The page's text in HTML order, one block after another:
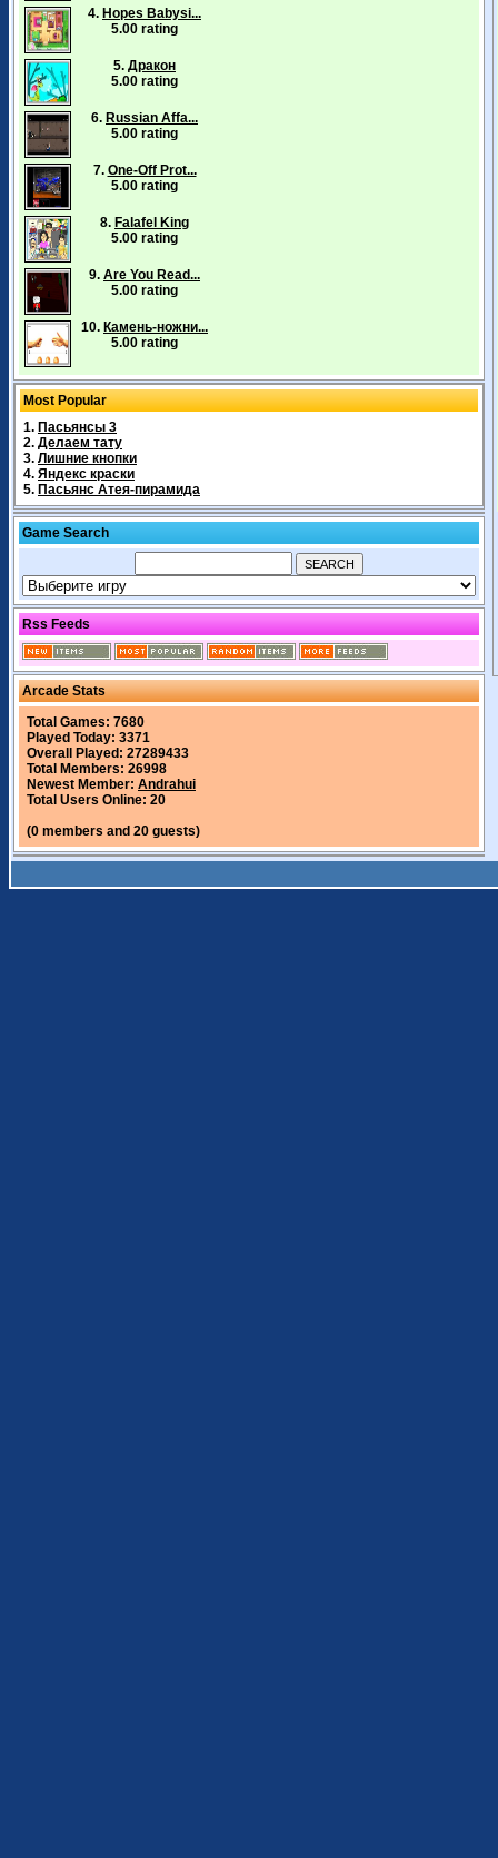
4. Hopes Babysi...
5.00 rating
5. Дракон
5.00 rating
6. Russian Affa...
5.00 rating
7. One-Off Prot...
5.00 rating
8. Falafel King
5.00 rating
9. Are You Read...
5.00 rating
10. Камень-ножни...
5.00 rating
Most Popular
1. Пасьянсы 3
2. Делаем тату
3. Лишние кнопки
4. Яндекс краски
5. Пасьянс Атея-пирамида
Game Search
Rss Feeds
Arcade Stats
Total Games: 7680
Played Today: 3371
Overall Played: 27289433
Total Members: 26998
Newest Member: Andrahui
Total Users Online: 20
(0 members and 20 guests)